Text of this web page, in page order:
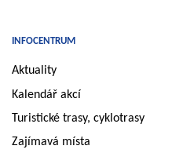
INFOCENTRUM
Aktuality
Kalendář akcí
Turistické trasy, cyklotrasy
Zajímavá místa